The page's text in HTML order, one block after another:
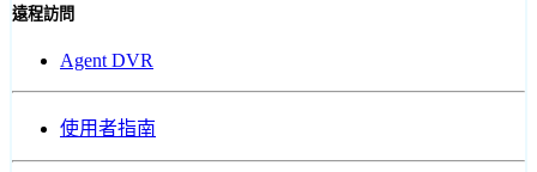
遠程訪問
Agent DVR
使用者指南